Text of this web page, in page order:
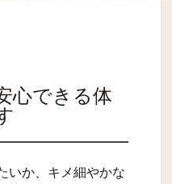
心できる体
いか、キメ細やかな